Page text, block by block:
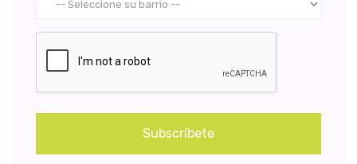
Subscríbete